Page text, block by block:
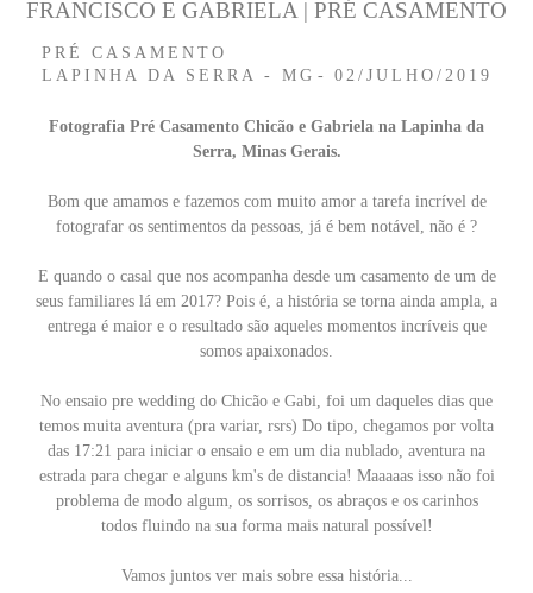
PRÉ CASAMENTO
LAPINHA DA SERRA - MG
02/JULHO/2019
FRANCISCO E GABRIELA | PRÉ CASAMENTO
Fotografia Pré Casamento Chicão e Gabriela na Lapinha da
Serra, Minas Gerais.
Bom que amamos e fazemos com muito amor a tarefa incrível de
fotografar os sentimentos da pessoas, já é bem notável, não é ?
E quando o casal que nos acompanha desde um casamento de um de
seus familiares lá em 2017? Pois é, a história se torna ainda ampla, a
entrega é maior e o resultado são aqueles momentos incríveis que
somos apaixonados.
No ensaio pre wedding do Chicão e Gabi, foi um daqueles dias que
temos muita aventura (pra variar, rsrs) Do tipo, chegamos por volta
das 17:21 para iniciar o ensaio e em um dia nublado, aventura na
estrada para chegar e alguns km's de distancia! Maaaaas isso não foi
problema de modo algum, os sorrisos, os abraços e os carinhos
todos fluindo na sua forma mais natural possível!
Vamos juntos ver mais sobre essa história...